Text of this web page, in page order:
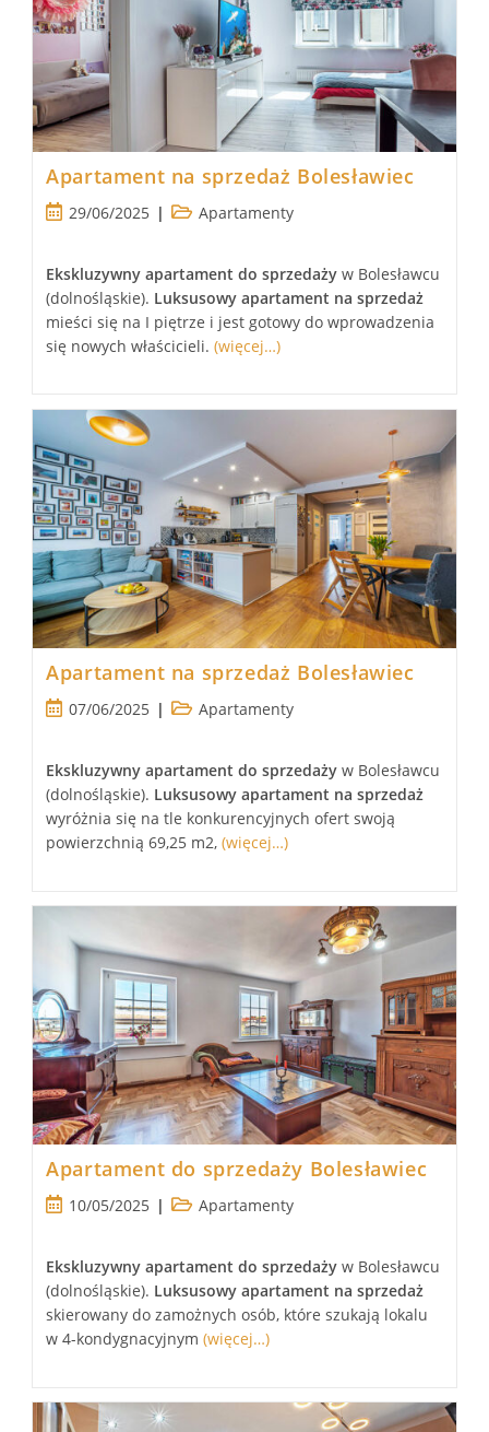
Apartament na sprzedaż Bolesławiec
Post29/06/2025
PostApartamenty
Ekskluzywny apartament do sprzedaży w Bolesławcu
(dolnośląskie). Luksusowy apartament na sprzedaż
mieści się na I piętrze i jest gotowy do wprowadzenia
się nowych właścicieli.(więcej…)
Apartament na sprzedaż Bolesławiec
Post07/06/2025
PostApartamenty
Ekskluzywny apartament do sprzedaży w Bolesławcu
(dolnośląskie). Luksusowy apartament na sprzedaż
wyróżnia się na tle konkurencyjnych ofert swoją
powierzchnią 69,25 m2,(więcej…)
Apartament do sprzedaży Bolesławiec
Post10/05/2025
PostApartamenty
Ekskluzywny apartament do sprzedaży w Bolesławcu
(dolnośląskie). Luksusowy apartament na sprzedaż
skierowany do zamożnych osób, które szukają lokalu
w 4-kondygnacyjnym(więcej…)